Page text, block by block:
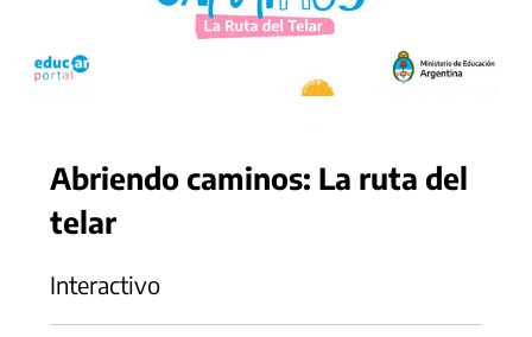
Abriendo caminos: La ruta del
telar
Interactivo